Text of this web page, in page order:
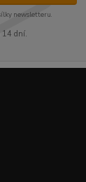
newsletteru.
14 dní.